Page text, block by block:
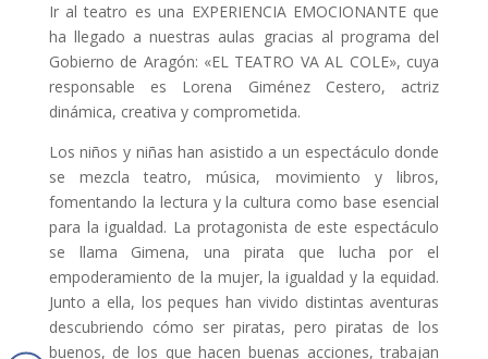
Ir al teatro es una EXPERIENCIA EMOCIONANTE que
ha llegado a nuestras aulas gracias al programa del
Gobierno de Aragón: «EL TEATRO VA AL COLE», cuya
responsable es Lorena Giménez Cestero, actriz
dinámica, creativa y comprometida.
Los niños y niñas han asistido a un espectáculo donde
se mezcla teatro, música, movimiento y libros,
fomentando la lectura y la cultura como base esencial
para la igualdad. La protagonista de este espectáculo
se llama Gimena, una pirata que lucha por el
empoderamiento de la mujer, la igualdad y la equidad.
Junto a ella, los peques han vivido distintas aventuras
descubriendo cómo ser piratas, pero piratas de los
buenos, de los que hacen buenas acciones, trabajan